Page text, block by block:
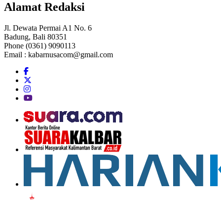
Alamat Redaksi
Jl. Dewata Permai A1 No. 6
Badung, Bali 80351
Phone (0361) 9090113
Email : kabarnusacom@gmail.com